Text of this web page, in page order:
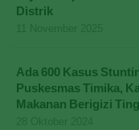
Distrik
Ada 600 Kasus
Puskesmas Timika,
Makanan Berigizi